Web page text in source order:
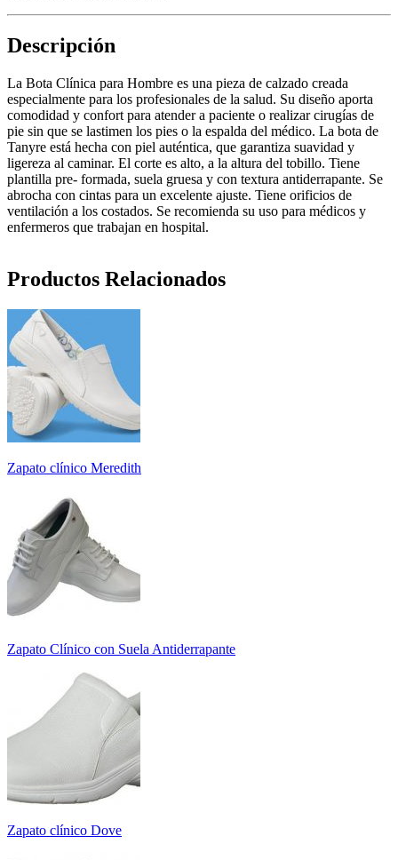
Descripción
La Bota Clínica para Hombre es una pieza de calzado creada
especialmente para los profesionales de la salud. Su diseño aporta
comodidad y confort para atender a paciente o realizar cirugías de
pie sin que se lastimen los pies o la espalda del médico. La bota de
Tanyre está hecha con piel auténtica, que garantiza suavidad y
ligereza al caminar. El corte es alto, a la altura del tobillo. Tiene
plantilla pre- formada, suela gruesa y con textura antiderrapante. Se
abrocha con cintas para un excelente ajuste. Tiene orificios de
ventilación a los costados. Se recomienda su uso para médicos y
enfermeros que trabajan en hospital.
Productos Relacionados
Zapato clínico Meredith
Zapato Clínico con Suela Antiderrapante
Zapato clínico Dove